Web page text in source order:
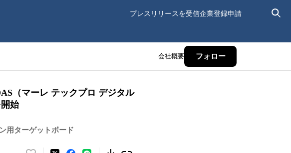
プレスリリースを受信企業登録申請
会社概要 フォロー
（マーレ テックプロ デジタル
始
用ターゲットボード